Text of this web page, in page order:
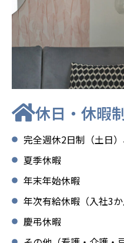
休日・休暇
完全週休2日制（土日
夏季休暇
年末年始休暇
年次有給休暇（入社3
慶弔休暇